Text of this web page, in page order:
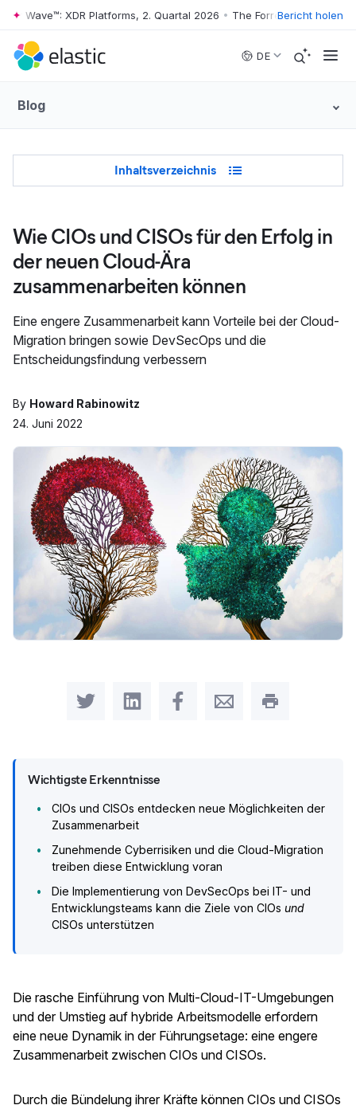
Skip to main content
Wave™: XDR Platforms, 2. Quartal 2026 • The Forrester Wave™:
Bericht holen
DE
Blog
Table of Contents
Inhaltsverzeichnis
Wie CIOs und CISOs für den Erfolg in
der neuen Cloud-Ära
zusammenarbeiten können
Eine engere Zusammenarbeit kann Vorteile bei der Cloud-
Migration bringen sowie DevSecOps und die
Entscheidungsfindung verbessern
By Howard Rabinowitz
24. Juni 2022
Share on TwitterShare on LinkedIn
Share on Facebook
Share by Email
Print this
Wichtigste Erkenntnisse
CIOs und CISOs entdecken neue Möglichkeiten der
Zusammenarbeit
Zunehmende Cyberrisiken und die Cloud-Migration
treiben diese Entwicklung voran
Die Implementierung von DevSecOps bei IT- und
Entwicklungsteams kann die Ziele von CIOs und
CISOs unterstützen
Die rasche Einführung von Multi-Cloud-IT-Umgebungen
und der Umstieg auf hybride Arbeitsmodelle erfordern
eine neue Dynamik in der Führungsetage: eine engere
Zusammenarbeit zwischen CIOs und CISOs.
Durch die Bündelung ihrer Kräfte können CIOs und CISOs